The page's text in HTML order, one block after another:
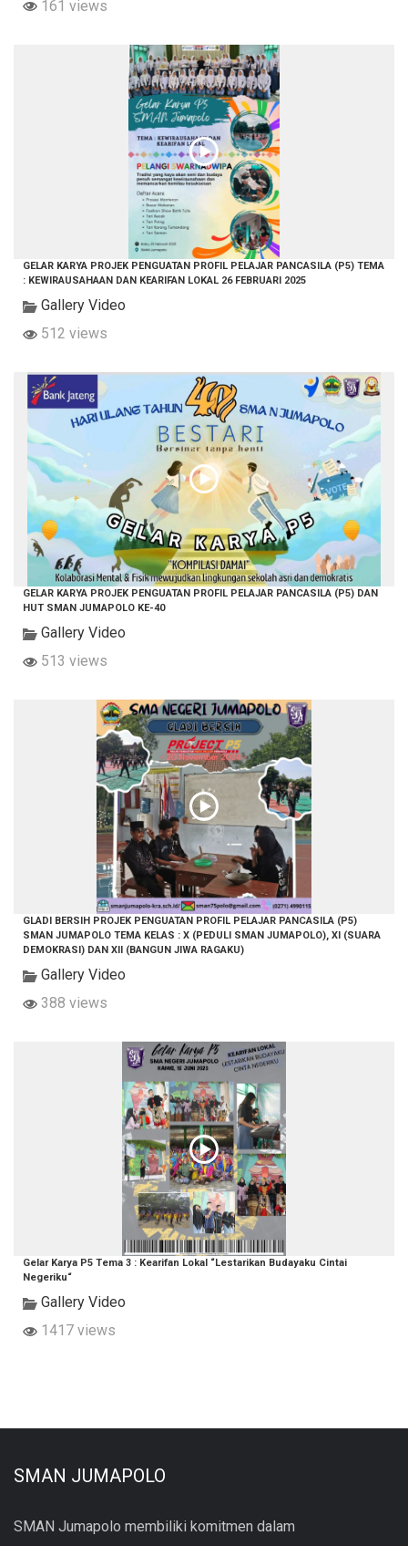
161 views
GELAR KARYA PROJEK PENGUATAN PROFIL PELAJAR PANCASILA (P5) TEMA
: KEWIRAUSAHAAN DAN KEARIFAN LOKAL 26 FEBRUARI 2025
Gallery Video
512 views
GELAR KARYA PROJEK PENGUATAN PROFIL PELAJAR PANCASILA (P5) DAN
HUT SMAN JUMAPOLO KE-40
Gallery Video
513 views
GLADI BERSIH PROJEK PENGUATAN PROFIL PELAJAR PANCASILA (P5)
SMAN JUMAPOLO TEMA KELAS : X (PEDULI SMAN JUMAPOLO), XI (SUARA
DEMOKRASI) DAN XII (BANGUN JIWA RAGAKU)
Gallery Video
388 views
Gelar Karya P5 Tema 3 : Kearifan Lokal “Lestarikan Budayaku Cintai
Negeriku“
Gallery Video
1417 views
SMAN JUMAPOLO
SMAN Jumapolo membiliki komitmen dalam